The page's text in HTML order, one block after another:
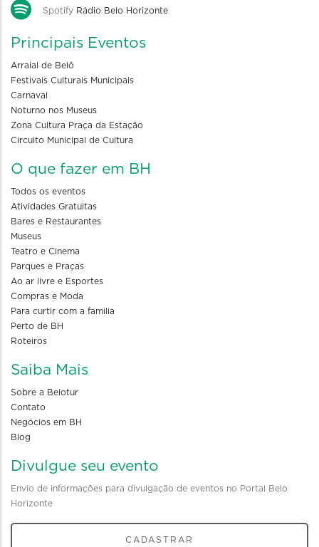
Spotify Rádio Belo Horizonte
Principais Eventos
Arraial de Belô
Festivais Culturais Municipais
Carnaval
Noturno nos Museus
Zona Cultura Praça da Estação
Circuito Municipal de Cultura
O que fazer em BH
Todos os eventos
Atividades Gratuitas
Bares e Restaurantes
Museus
Teatro e Cinema
Parques e Praças
Ao ar livre e Esportes
Compras e Moda
Para curtir com a familia
Perto de BH
Roteiros
Saiba Mais
Sobre a Belotur
Contato
Negócios em BH
Blog
Divulgue seu evento
Envio de informações para divulgação de eventos no Portal Belo
Horizonte
CADASTRAR